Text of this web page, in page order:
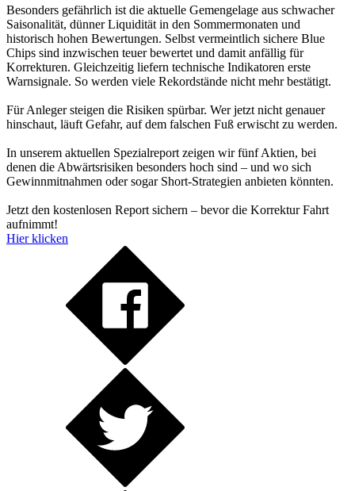
Besonders gefährlich ist die aktuelle Gemengelage aus schwacher
Saisonalität, dünner Liquidität in den Sommermonaten und
historisch hohen Bewertungen. Selbst vermeintlich sichere Blue
Chips sind inzwischen teuer bewertet und damit anfällig für
Korrekturen. Gleichzeitig liefern technische Indikatoren erste
Warnsignale. So werden viele Rekordstände nicht mehr bestätigt.
Für Anleger steigen die Risiken spürbar. Wer jetzt nicht genauer
hinschaut, läuft Gefahr, auf dem falschen Fuß erwischt zu werden.
In unserem aktuellen Spezialreport zeigen wir fünf Aktien, bei
denen die Abwärtsrisiken besonders hoch sind – und wo sich
Gewinnmitnahmen oder sogar Short-Strategien anbieten könnten.
Jetzt den kostenlosen Report sichern – bevor die Korrektur Fahrt
aufnimmt!
Hier klicken